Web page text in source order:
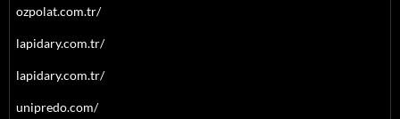
ozpolat.com.tr/
lapidary.com.tr/
lapidary.com.tr/
unipredo.com/